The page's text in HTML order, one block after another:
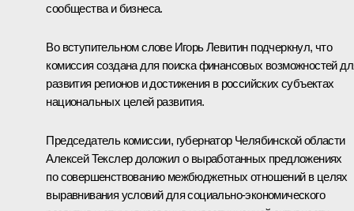
сообщества и бизнеса.
Во вступительном слове Игорь Левитинподчеркнул, что
комиссия создана для поиска финансовых возможностей
развития регионов и достижения в российских субъектах
национальных целей развития.
Председатель комиссии, губернатор Челябинской области
Алексей Текслердоложил о выработанных предложениях
по совершенствованию межбюджетных отношений в целях
выравнивания условий для социально-экономического